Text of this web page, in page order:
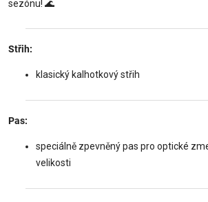
sezónu! 🌊
Střih:
klasický kalhotkový střih
Pas:
speciálně zpevněný pas pro optické
velikosti